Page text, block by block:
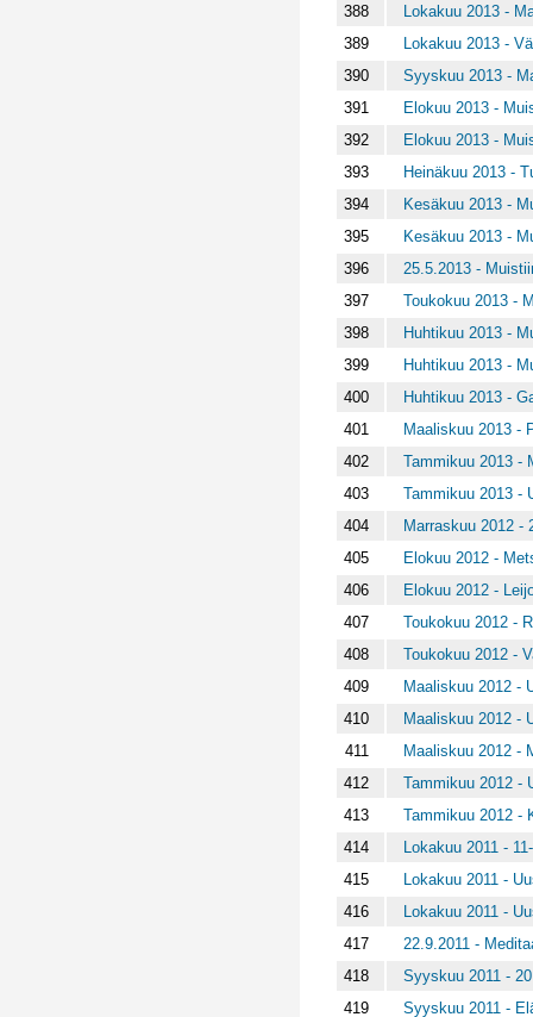
388
Lokakuu 2013 -
389
Lokakuu 2013 -
390
Syyskuu 2013 -
391
Elokuu 2013 -
392
Elokuu 2013 -
393
Heinäkuu 2013 -
394
Kesäkuu 2013 -
395
Kesäkuu 2013 -
396
25.5.2013 -
397
Toukokuu 2013 -
398
Huhtikuu 2013 -
399
Huhtikuu 2013 -
400
Huhtikuu 2013 -
401
Maaliskuu 2013 -
402
Tammikuu 2013 -
403
Tammikuu 2013 -
404
Marraskuu 2012 -
405
Elokuu 2012 -
406
Elokuu 2012 -
407
Toukokuu 2012 -
408
Toukokuu 2012 -
409
Maaliskuu 2012 -
410
Maaliskuu 2012 -
411
Maaliskuu 2012 -
412
Tammikuu 2012 -
413
Tammikuu 2012 -
414
Lokakuu 2011 -
415
Lokakuu 2011 -
416
Lokakuu 2011 -
417
22.9.2011 -
418
Syyskuu 2011 -
419
Syyskuu 2011 -